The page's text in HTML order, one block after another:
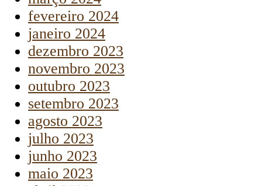
fevereiro 2024
janeiro 2024
dezembro 2023
novembro 2023
outubro 2023
setembro 2023
agosto 2023
julho 2023
junho 2023
maio 2023